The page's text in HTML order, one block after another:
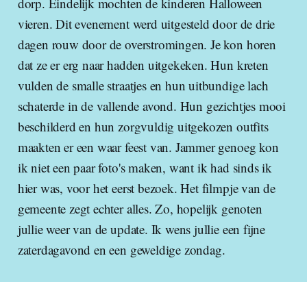
vieren. Dit evenement werd uitgesteld door de drie
dagen rouw door de overstromingen. Je kon horen
dat ze er erg naar hadden uitgekeken. Hun kreten
vulden de smalle straatjes en hun uitbundige lach
schaterde in de vallende avond. Hun gezichtjes mooi
beschilderd en hun zorgvuldig uitgekozen outfits
maakten er een waar feest van. Jammer genoeg kon
ik niet een paar foto's maken, want ik had sinds ik
hier was, voor het eerst bezoek. Het filmpje van de
gemeente zegt echter alles. Zo, hopelijk genoten
jullie weer van de update. Ik wens jullie een fijne
zaterdagavond en een geweldige zondag.